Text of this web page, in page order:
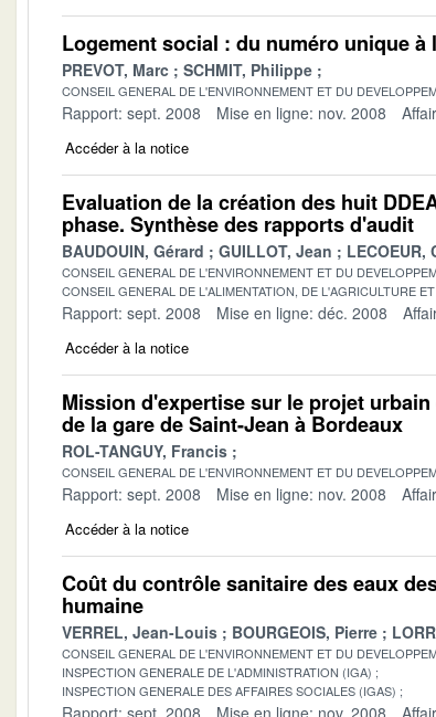
Logement social : du numéro unique à
PREVOT, Marc SCHMIT, Philippe
CONSEIL GENERAL DE L'ENVIRONNEMENT ET DU
Rapport: sept. 2008 Mise en ligne: nov. 2008
Accéder à la notice
Evaluation de la création des huit
phase. Synthèse des rapports d'audit
BAUDOUIN, Gérard GUILLOT, Jean LECOEUR,
CONSEIL GENERAL DE L'ENVIRONNEMENT ET DU
CONSEIL GENERAL DE L'ALIMENTATION, DE L'AGRICULTURE
Rapport: sept. 2008 Mise en ligne: déc. 2008
Accéder à la notice
Mission d'expertise sur le projet
de la gare de Saint-Jean à Bordeaux
ROL-TANGUY, Francis
CONSEIL GENERAL DE L'ENVIRONNEMENT ET DU
Rapport: sept. 2008 Mise en ligne: nov. 2008
Accéder à la notice
Coût du contrôle sanitaire des eaux
humaine
VERREL, Jean-Louis BOURGEOIS, Pierre
CONSEIL GENERAL DE L'ENVIRONNEMENT ET DU
INSPECTION GENERALE DE L'ADMINISTRATION (IGA)
INSPECTION GENERALE DES AFFAIRES SOCIALES (IGAS)
Rapport: sept. 2008 Mise en ligne: nov. 2008